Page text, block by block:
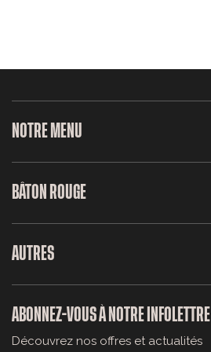
NOTRE MENU
BÂTON ROUGE
AUTRES
ABONNEZ-VOUS À NOTRE INFOLETTRE
Découvrez nos offres et actualités